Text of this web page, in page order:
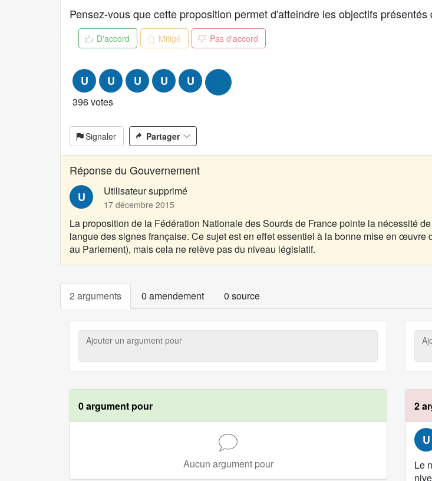
n
a
p
o
i
i
n
:
Pensez-vous que cette proposition permet d'atteindre les objectifs présentés
D'accord Mitigé Pas d'accord
U U U U U
396 votes
Signaler Partager
Réponse du Gouvernement
U
Utilisateur supprimé
17 décembre 2015
La proposition de la Fédération Nationale des Sourds de Francepointe la nécessité
langue des signes française. Ce sujet est en effet essentiel à la bonne mise en œuvre
au Parlement), mais cela ne relève pas du niveau législatif.
2 arguments 0 amendement 0 source
Ajouter
argument
pour
0 argument pour
Aucun argument pour
2
U
Le